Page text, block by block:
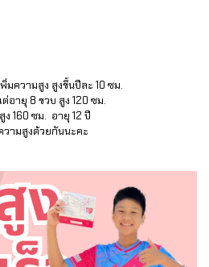
มความสูง สูงขึ้นปีละ 10 ซม.
ต่อายุ 8 ขวบ สูง 120 ซม.
160 ซม. อายุ 12 ปี
วามสูงด้วยกันนะคะ